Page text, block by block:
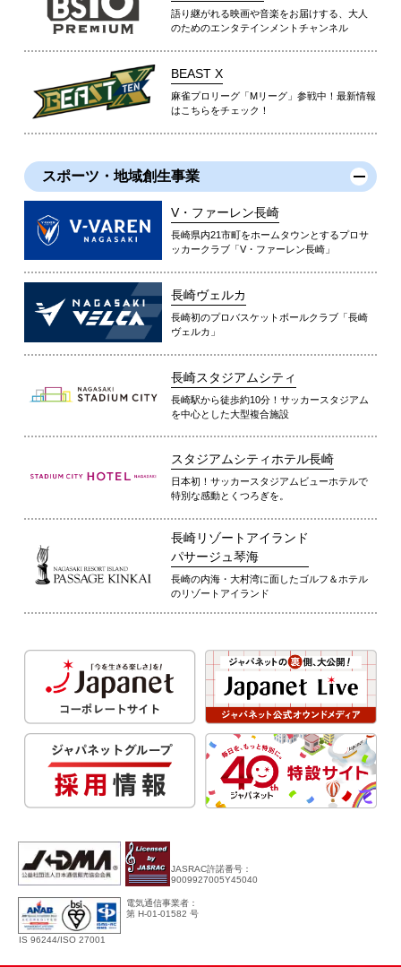
語り継がれる映画や音楽をお届けする、大人
のためのエンタテインメントチャンネル
BEAST X
麻雀プロリーグ「Mリーグ」参戦中！最新情報
はこちらをチェック！
スポーツ・地域創生事業
V・ファーレン長崎
長崎県内21市町をホームタウンとするプロサ
ッカークラブ「V・ファーレン長崎」
長崎ヴェルカ
長崎初のプロバスケットボールクラブ「長崎
ヴェルカ」
長崎スタジアムシティ
長崎駅から徒歩約10分！サッカースタジアム
を中心とした大型複合施設
スタジアムシティホテル長崎
日本初！サッカースタジアムビューホテルで
特別な感動とくつろぎを。
長崎リゾートアイランド
パサージュ琴海
長崎の内海・大村湾に面したゴルフ＆ホテル
のリゾートアイランド
JASRAC許諾番号：
9009927005Y45040
IS 96244/ISO 27001
電気通信事業者：
第 H-01-01582 号